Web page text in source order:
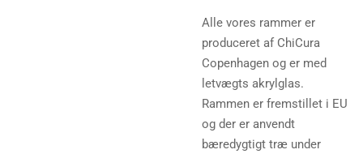
Alle vores rammer er
produceret af ChiCura
Copenhagen og er med
letvægts akrylglas.
Rammen er fremstillet i EU
og der er anvendt
bæredygtigt træ under